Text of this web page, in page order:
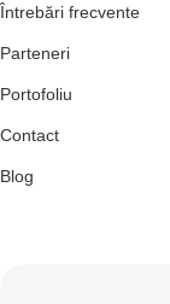
Întrebări frecvente
Parteneri
Portofoliu
Contact
Blog